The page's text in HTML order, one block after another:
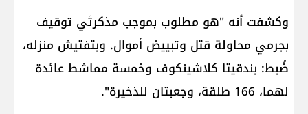
وكشفت أنه "هو مطلوب بموجب مذكرتَي توقيف
بجرمي محاولة قتل وتبييض أموال. وبتفتيش منزله،
ضُبط: بندقيتا كلاشينكوف وخمسة مماشط عائدة
لهما، 166 طلقة، وجعبتان للذخيرة".